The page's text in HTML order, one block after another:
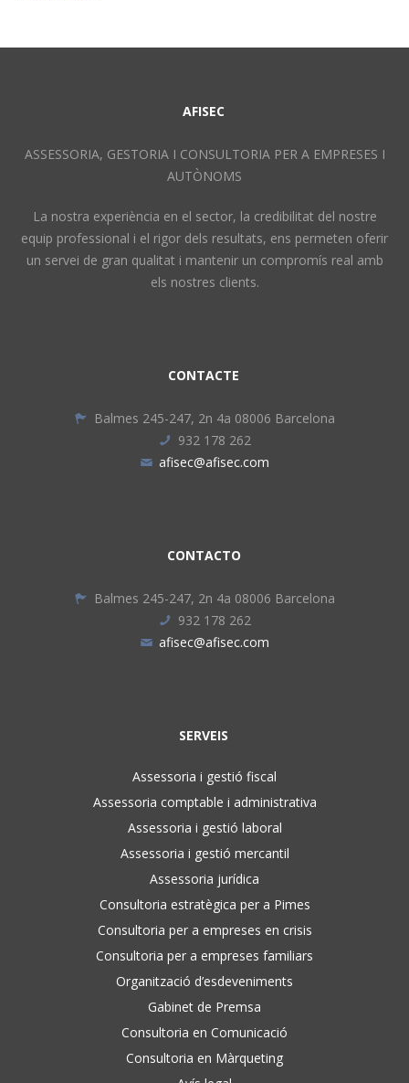
AFISEC
ASSESSORIA, GESTORIA I CONSULTORIA PER A EMPRESES I
AUTÒNOMS
La nostra experiència en el sector, la credibilitat del nostre
equip professional i el rigor dels resultats, ens permeten oferir
un servei de gran qualitat i mantenir un compromís real amb
els nostres clients.
CONTACTE
Balmes 245-247, 2n 4a 08006 Barcelona
932 178 262
afisec@afisec.com
CONTACTO
Balmes 245-247, 2n 4a 08006 Barcelona
932 178 262
afisec@afisec.com
SERVEIS
Assessoria i gestió fiscal
Assessoria comptable i administrativa
Assessoria i gestió laboral
Assessoria i gestió mercantil
Assessoria jurídica
Consultoria estratègica per a Pimes
Consultoria per a empreses en crisis
Consultoria per a empreses familiars
Organització d’esdeveniments
Gabinet de Premsa
Consultoria en Comunicació
Consultoria en Màrqueting